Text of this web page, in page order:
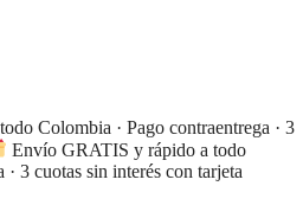
Colombia · Pago contraentrega · 3
Envío GRATIS y rápido a todo
3 cuotas sin interés con tarjeta